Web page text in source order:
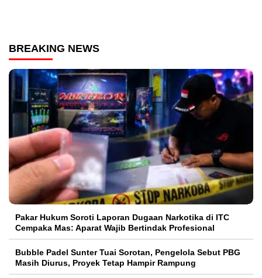
BREAKING NEWS
Pakar Hukum Soroti Laporan Dugaan Narkotika di ITC
Cempaka Mas: Aparat Wajib Bertindak Profesional
Bubble Padel Sunter Tuai Sorotan, Pengelola Sebut PBG
Masih Diurus, Proyek Tetap Hampir Rampung